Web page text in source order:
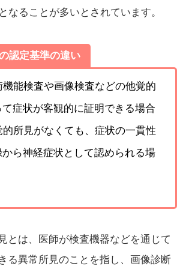
なることが多いとされています。
認定基準の違い
機能検査や画像検査などの他覚的
症状が客観的に証明できる場合
的所見がなくても、症状の一貫性
ら神経症状として認められる場
とは、医師が検査機器などを通じて
る異常所見のことを指し、画像診断